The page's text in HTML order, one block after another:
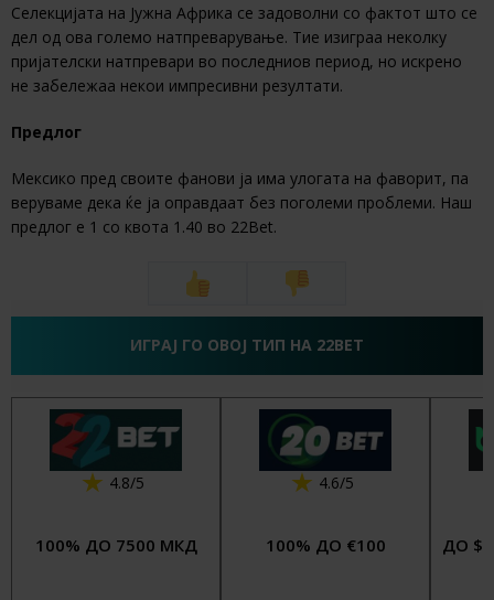
Селекцијата на Јужна Африка се задоволни со фактот што се
дел од ова големо натпреварување. Тие изиграа неколку
пријателски натпревари во последниов период, но искрено
не забележаа некои импресивни резултати.
Предлог
Мексико пред своите фанови ја има улогата на фаворит, па
веруваме дека ќе ја оправдаат без поголеми проблеми. Наш
предлог е 1 со квота 1.40 во 22Bet.
ИГРАЈ ГО ОВОЈ ТИП НА 22BET
4.8/5
100% ДО 7500 МКД
4.6/5
100% ДО €100 ДО